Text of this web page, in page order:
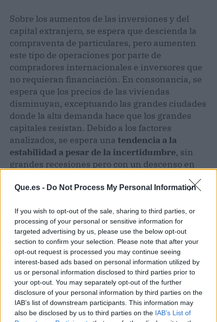
Que.es - Do Not Process My Personal Information
If you wish to opt-out of the sale, sharing to third parties, or
processing of your personal or sensitive information for
targeted advertising by us, please use the below opt-out
section to confirm your selection. Please note that after your
opt-out request is processed you may continue seeing
interest-based ads based on personal information utilized by
us or personal information disclosed to third parties prior to
your opt-out. You may separately opt-out of the further
disclosure of your personal information by third parties on the
IAB’s list of downstream participants. This information may
also be disclosed by us to third parties on the IAB’s List of
Sobre los aumentos de las inversiones y del
capital extranjero, se espera que descienda la
compraventa de particulares, pero aumenten
este tipo de operaciones por parte de
compradores internacionales e inversores que
no requieran financiación. En consonancia, se
espera que los precios de las viviendas
disminuyan, exceptuando las grandes ciudades
donde la alta demanda hace que los grandes
capitales resistan. Debido a los factores
analizados, se espera una tendencia a la
estabilidad a pesar de la incertidumbre, sin
grandes recesiones pero con un descenso en
inmobiliario y su especialización en la zona de
la Costa del Sol, D&A Inmobiliaria se alza como
una buena opción a la hora de realizar todo tipo
de operaciones en el sector inmobiliario con la
guía de consultores expertos en el área.
Artículo anterior
Cómo vender un piso en
4 fases con D&A
Artículo siguiente
Cuál es la previsión del
Euribor en el año 2023